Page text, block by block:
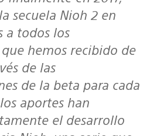
secuela Nioh 2 en
a todos los
hemos recibido de
de las
de la beta para cada
aportes han
el desarrollo